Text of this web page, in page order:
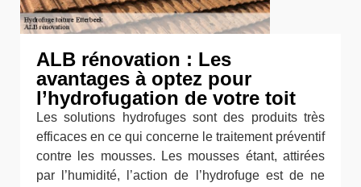
ALB rénovation : Les
avantages à optez pour
l’hydrofugation de votre toit
Les solutions hydrofuges sont des produits très
efficaces en ce qui concerne le traitement préventif
contre les mousses. Les mousses étant, attirées
par l’humidité, l’action de l’hydrofuge est de ne